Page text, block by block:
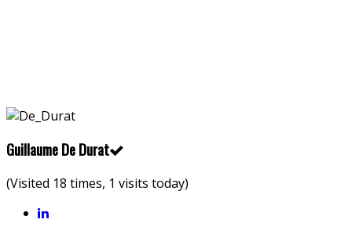
Guillaume De Durat
(Visited 18 times, 1 visits today)